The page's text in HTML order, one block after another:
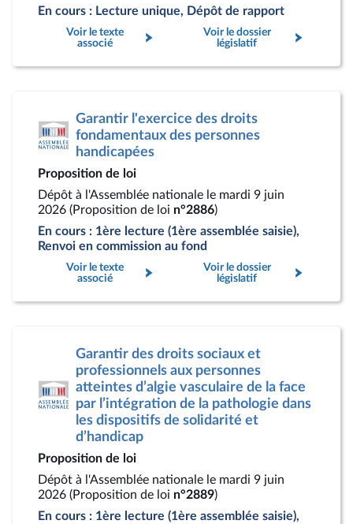
En cours : Lecture unique, Dépôt de rapport
Voir le texte
associé
Voir le dossier
législatif
Garantir l'exercice des droits
fondamentaux des personnes
handicapées
Proposition de loi
Dépôt à l'Assemblée nationale le mardi 9 juin
2026 (Proposition de loi n°2886)
En cours : 1ère lecture (1ère assemblée saisie),
Renvoi en commission au fond
Voir le texte
associé
Voir le dossier
législatif
Garantir des droits sociaux et
professionnels aux personnes
atteintes d’algie vasculaire de la face
par l’intégration de la pathologie dans
les dispositifs de solidarité et
d’handicap
Proposition de loi
Dépôt à l'Assemblée nationale le mardi 9 juin
2026 (Proposition de loi n°2889)
En cours : 1ère lecture (1ère assemblée saisie),